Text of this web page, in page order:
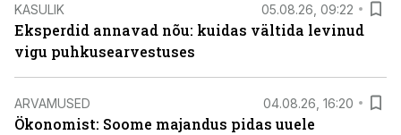
KASULIK 05.08.26, 09:22
Eksperdid annavad nõu: kuidas vältida levinud
vigu puhkusearvestuses
ARVAMUSED 04.08.26, 16:20
Ökonomist: Soome majandus pidas uuele